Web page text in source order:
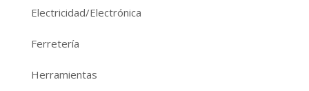
Electricidad/Electrónica
Ferretería
Herramientas